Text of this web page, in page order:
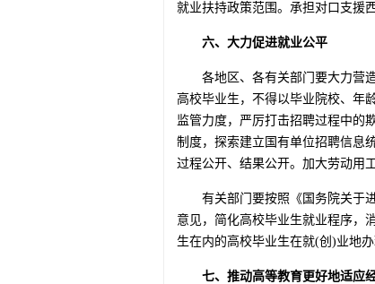
就业扶持政策范围。承担对口支援
六、大力促进就业公平
各地区、各有关部门要大力营
高校毕业生，不得以毕业院校、年
监管力度，严厉打击招聘过程中的
制度，探索建立国有单位招聘信息
过程公开、结果公开。加大劳动用
有关部门要按照《国务院关于
意见，简化高校毕业生就业程序，
生在内的高校毕业生在就(创)业地
七、推动高等教育更好地适应